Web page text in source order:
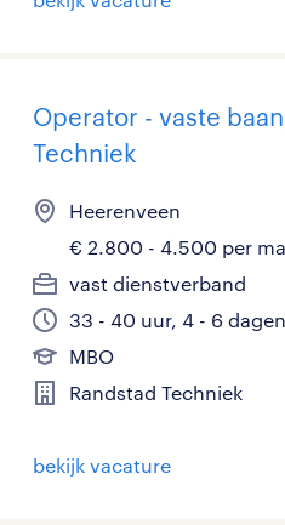
Operator - vaste
Techniek
Heerenveen
€ 2.800 - 4.500 per
vast dienstverband
33 - 40 uur, 4 - 6
MBO
Randstad Techniek
bekijk vacature